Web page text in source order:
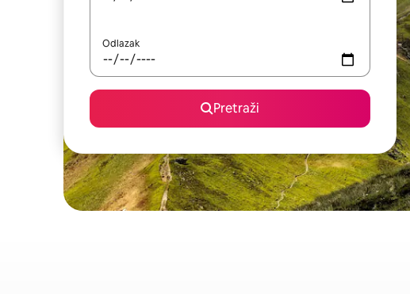
Odlazak
Pretraži